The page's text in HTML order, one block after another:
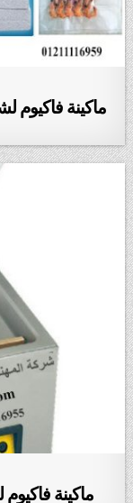
ماكينة فاكيوم
ماكينة